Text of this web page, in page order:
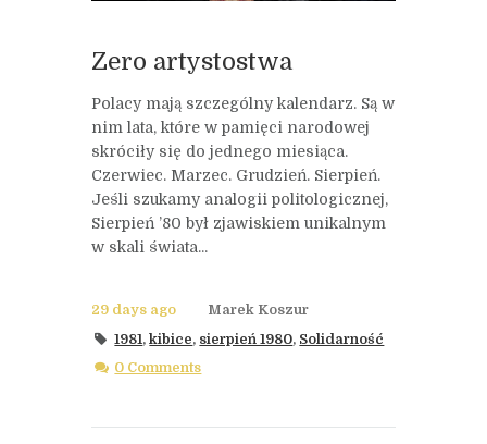
Zero artystostwa
Polacy mają szczególny kalendarz. Są w
nim lata, które w pamięci narodowej
skróciły się do jednego miesiąca.
Czerwiec. Marzec. Grudzień. Sierpień.
Jeśli szukamy analogii politologicznej,
Sierpień ’80 był zjawiskiem unikalnym
w skali świata...
29 days ago
Marek Koszur
1981,kibice, sierpień 1980, Solidarność
0 Comments